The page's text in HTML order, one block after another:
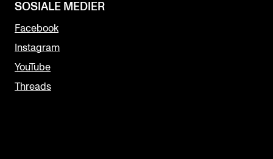
SOSIALE MEDIER
Facebook
Instagram
YouTube
Threads